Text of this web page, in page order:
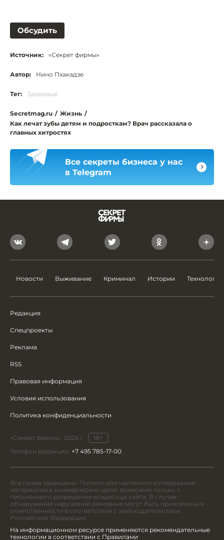
Обсудить
Источник: «Секрет фирмы»
Автор: Нино Пхакадзе
Тег: Здоровье
Secretmag.ru / Жизнь /
Как лечат зубы детям и подросткам? Врач рассказала о
главных хитростях
Все секреты бизнеса у нас
в Telegram
Новости Выживание Криминал Истории Технологии
Редакция
Спецпроекты
Реклама
RSS
Правовая информация
Условия использования
Политика конфиденциальности
«Секрет фирмы», 2026 г.
18+
Телефон редакции: +7 495 785-17-00
Все права защищены. Полное или частичное копирование
материалов в коммерческих целях возможно только с
письменного разрешения владельца сайта. В случае
обнаружения нарушений виновные могут быть привлечены к
ответственности в соответствии с законодательством
Российской Федерации.
На информационном ресурсе применяются рекомендательные
технологии в соответствии с Правилами